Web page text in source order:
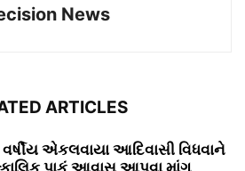
News
ARTICLES
એકલવાયા આદિવાસી વિધવાને